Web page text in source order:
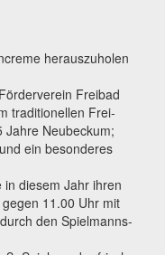
herauszuholen
Freibad
traditionellen Frei-
Jahre Neubeckum;
ein besonderes
diesem Jahr ihren
11.00 Uhr mit
den Spielmanns-